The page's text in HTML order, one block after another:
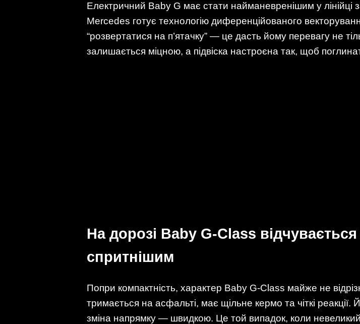
Електричний Baby G має стати найманевренішим у лінійці
Mercedes готує технологію диференційованого
“розвертатися на п’ятачку” — це дасть йому перевагу не
залишається міцною, а підвіска настроєна так, щоб
На дорозі Baby G-Class
спритнішим
Попри компактність, характер Baby G-Class майже не
тримається на асфальті, має щільне кермо та чіткі
зміна напрямку — швидкою. Це той випадок, коли